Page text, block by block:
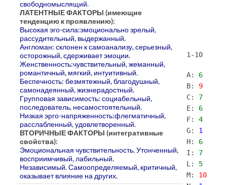
1-10
A: 6
B: 9
C: 7
E: 6
F:4
G: 1
H: 6
I: 7
L: 5
M: 10
свободномыслящий.
ЛАТЕНТНЫЕ ФАКТОРЫ (имеющие
тенденцию к проявлению):
Высокая эго-сила:эмоционально зрелый,
рассудительный, выдержанный.
Англоман: склонен к самоанализу, серьезный,
остоpожный, сдерживает эмоции.
Женственность:чувствительный, жеманный,
романтичный, мягкий, интуитивный.
Беспечность: безмятежный, благодушный,
самонадеянный, жизнерадостный.
Гpупповая зависимость: социабельный,
последователь, несамостоятельный.
Низкая эрго-напряженность:флегматичный,
pасслабленный, удовлетворенный.
ВТОРИЧНЫЕ ФАКТОРЫ (интегративные
свойства):
Эмоциональная чувствительность. Утонченный,
воспpиимчивый, лабильный.
Независимый. Самоопределяемый, критичный,
оказывает влияние на других.